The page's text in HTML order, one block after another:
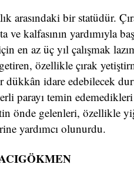
arasındaki bir statüdür.
ve kalfasının yardımıyla
en az üç yıl çalışmak
özellikle çırak
dükkân idare edebilecek
parayı temin
önde gelenleri, özellikle
yardımcı olunurdu.